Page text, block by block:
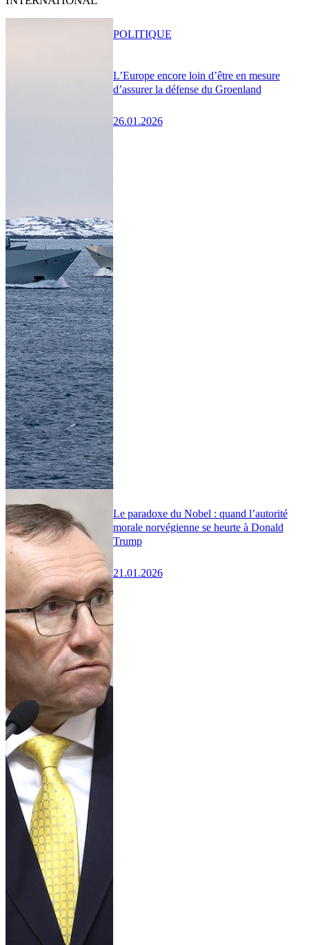
L’Europe encore loin d’être en mesure
d’assurer la défense du Groenland
26.01.2026
POLITIQUE
Le paradoxe du Nobel : quand l’autorité
morale norvégienne se heurte à Donald
Trump
21.01.2026